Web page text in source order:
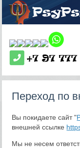
Переход по
Вы покидаете сайт "
внешней ссылке
Мы не несем